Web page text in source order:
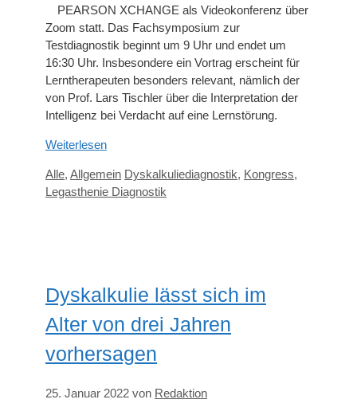
PEARSON XCHANGE als Videokonferenz über
Zoom statt. Das Fachsymposium zur
Testdiagnostik beginnt um 9 Uhr und endet um
16:30 Uhr. Insbesondere ein Vortrag erscheint für
Lerntherapeuten besonders relevant, nämlich der
von Prof. Lars Tischler über die Interpretation der
Intelligenz bei Verdacht auf eine Lernstörung.
Weiterlesen
Kategorien
Alle, Allgemein Schlagwörter
Dyskalkuliediagnostik, Kongress,
Legasthenie Diagnostik
Dyskalkulie lässt sich im
Alter von drei Jahren
vorhersagen
25. Januar 2022 von Redaktion